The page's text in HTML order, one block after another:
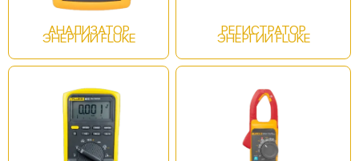
Fluke 124B/INT/S
АНАЛИЗАТОР
ЭНЕРГИИ FLUKE
РЕГИСТРАТОР
ЭНЕРГИИ FLUKE